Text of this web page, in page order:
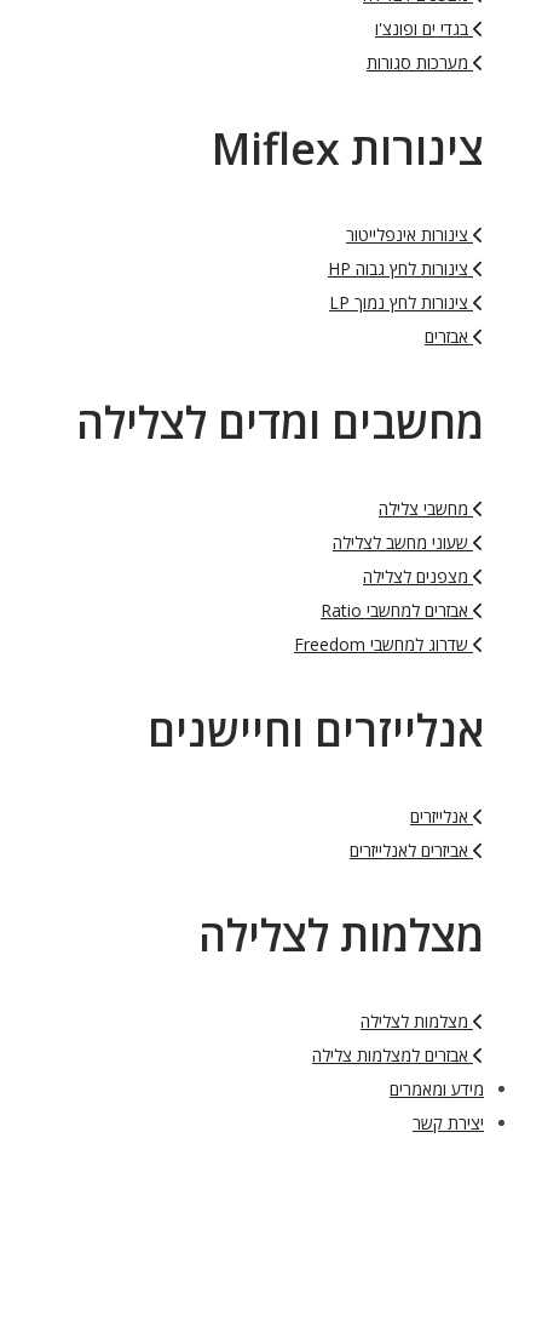
בגדי ים ופונצ'ו
מערכות סגורות
צינורות Miflex
צינורות אינפלייטור
צינורות לחץ גבוה HP
צינורות לחץ נמוך LP
אבזרים
מחשבים ומדים לצלילה
מחשבי צלילה
שעוני מחשב לצלילה
מצפנים לצלילה
אבזרים למחשבי Ratio
שדרוג למחשבי Freedom
אנלייזרים וחיישנים
אנלייזרים
אביזרים לאנלייזרים
מצלמות לצלילה
מצלמות לצלילה
אבזרים למצלמות צלילה
מידע ומאמרים
יצירת קשר